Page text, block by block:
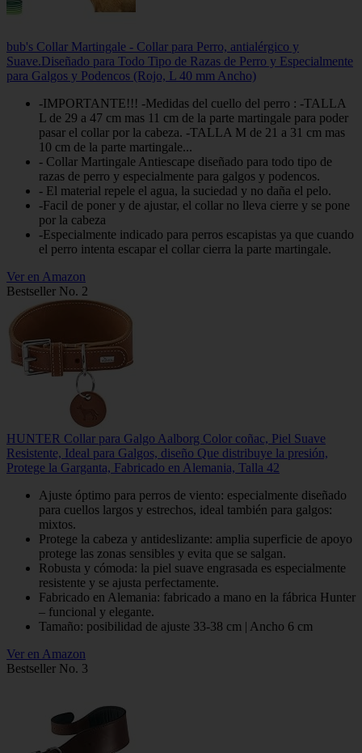
bub's Collar Martingale - Collar para Perro, antialérgico y
Suave.Diseñado para Todo Tipo de Razas de Perro y Especialmente
para Galgos y Podencos (Rojo, L 40 mm Ancho)
-IMPORTANTE!!! -Medidas del cuello del perro : -TALLA
L de 29 a 47 cm mas 11 cm de la parte martingale para poder
pasar el collar por la cabeza. -TALLA M de 21 a 31 cm mas
10 cm de la parte martingale...
- Collar Martingale Antiescape diseñado para todo tipo de
razas de perro y especialmente para galgos y podencos.
- El material repele el agua, la suciedad y no daña el pelo.
-Facil de poner y de ajustar, el collar no lleva cierre y se pone
por la cabeza
-Especialmente indicado para perros escapistas ya que cuando
el perro intenta escapar el collar cierra la parte martingale.
Ver en Amazon
Bestseller No. 2
HUNTER Collar para Galgo Aalborg Color coñac, Piel Suave
Resistente, Ideal para Galgos, diseño Que distribuye la presión,
Protege la Garganta, Fabricado en Alemania, Talla 42
Ajuste óptimo para perros de viento: especialmente diseñado
para cuellos largos y estrechos, ideal también para galgos:
mixtos.
Protege la cabeza y antideslizante: amplia superficie de apoyo
protege las zonas sensibles y evita que se salgan.
Robusta y cómoda: la piel suave engrasada es especialmente
resistente y se ajusta perfectamente.
Fabricado en Alemania: fabricado a mano en la fábrica Hunter
– funcional y elegante.
Tamaño: posibilidad de ajuste 33-38 cm | Ancho 6 cm
Ver en Amazon
Bestseller No. 3